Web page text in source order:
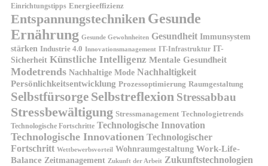
Einrichtungstipps Energieeffizienz
Entspannungstechniken Gesunde
Ernährung Gesunde Gewohnheiten Gesundheit Immunsystem
stärken Industrie 4.0 Innovationsmanagement IT-Infrastruktur IT-
Sicherheit Künstliche Intelligenz Mentale Gesundheit
Modetrends Nachhaltige Mode Nachhaltigkeit
Persönlichkeitsentwicklung Prozessoptimierung Raumgestaltung
Selbstfürsorge Selbstreflexion Stressabbau
Stressbewältigung Stressmanagement Technologietrends
Technologische Fortschritte Technologische Innovation
Technologische Innovationen Technologischer
Fortschritt Wettbewerbsvorteil Wohnraumgestaltung Work-Life-
Balance Zeitmanagement Zukunft der Arbeit Zukunftstechnologien